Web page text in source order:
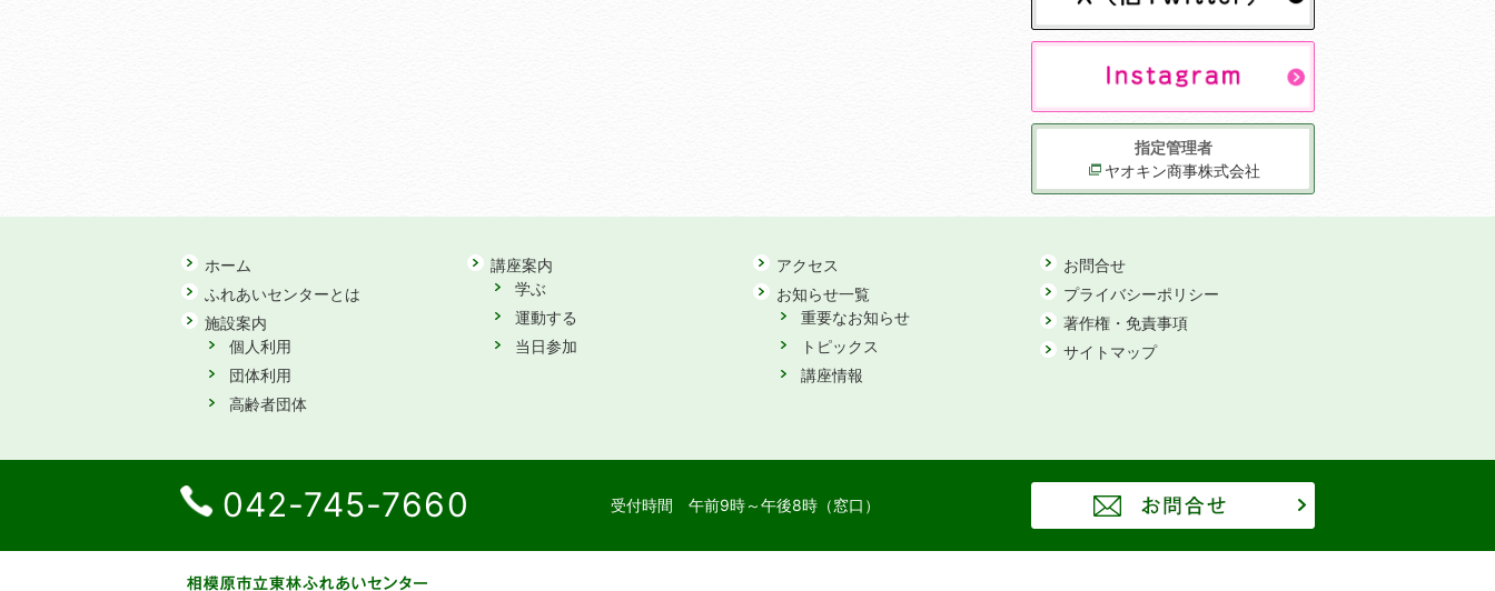
指定管理者
ヤオキン商事株式会社
ホーム
ふれあいセンターとは
施設案内
個人利用
団体利用
高齢者団体
講座案内
学ぶ
運動する
当日参加
アクセス
お知らせ一覧
重要なお知らせ
トピックス
講座情報
お問合せ
プライバシーポリシー
著作権・免責事項
サイトマップ
042-745-7660 受付時間 午前9時～午後8時（窓口）